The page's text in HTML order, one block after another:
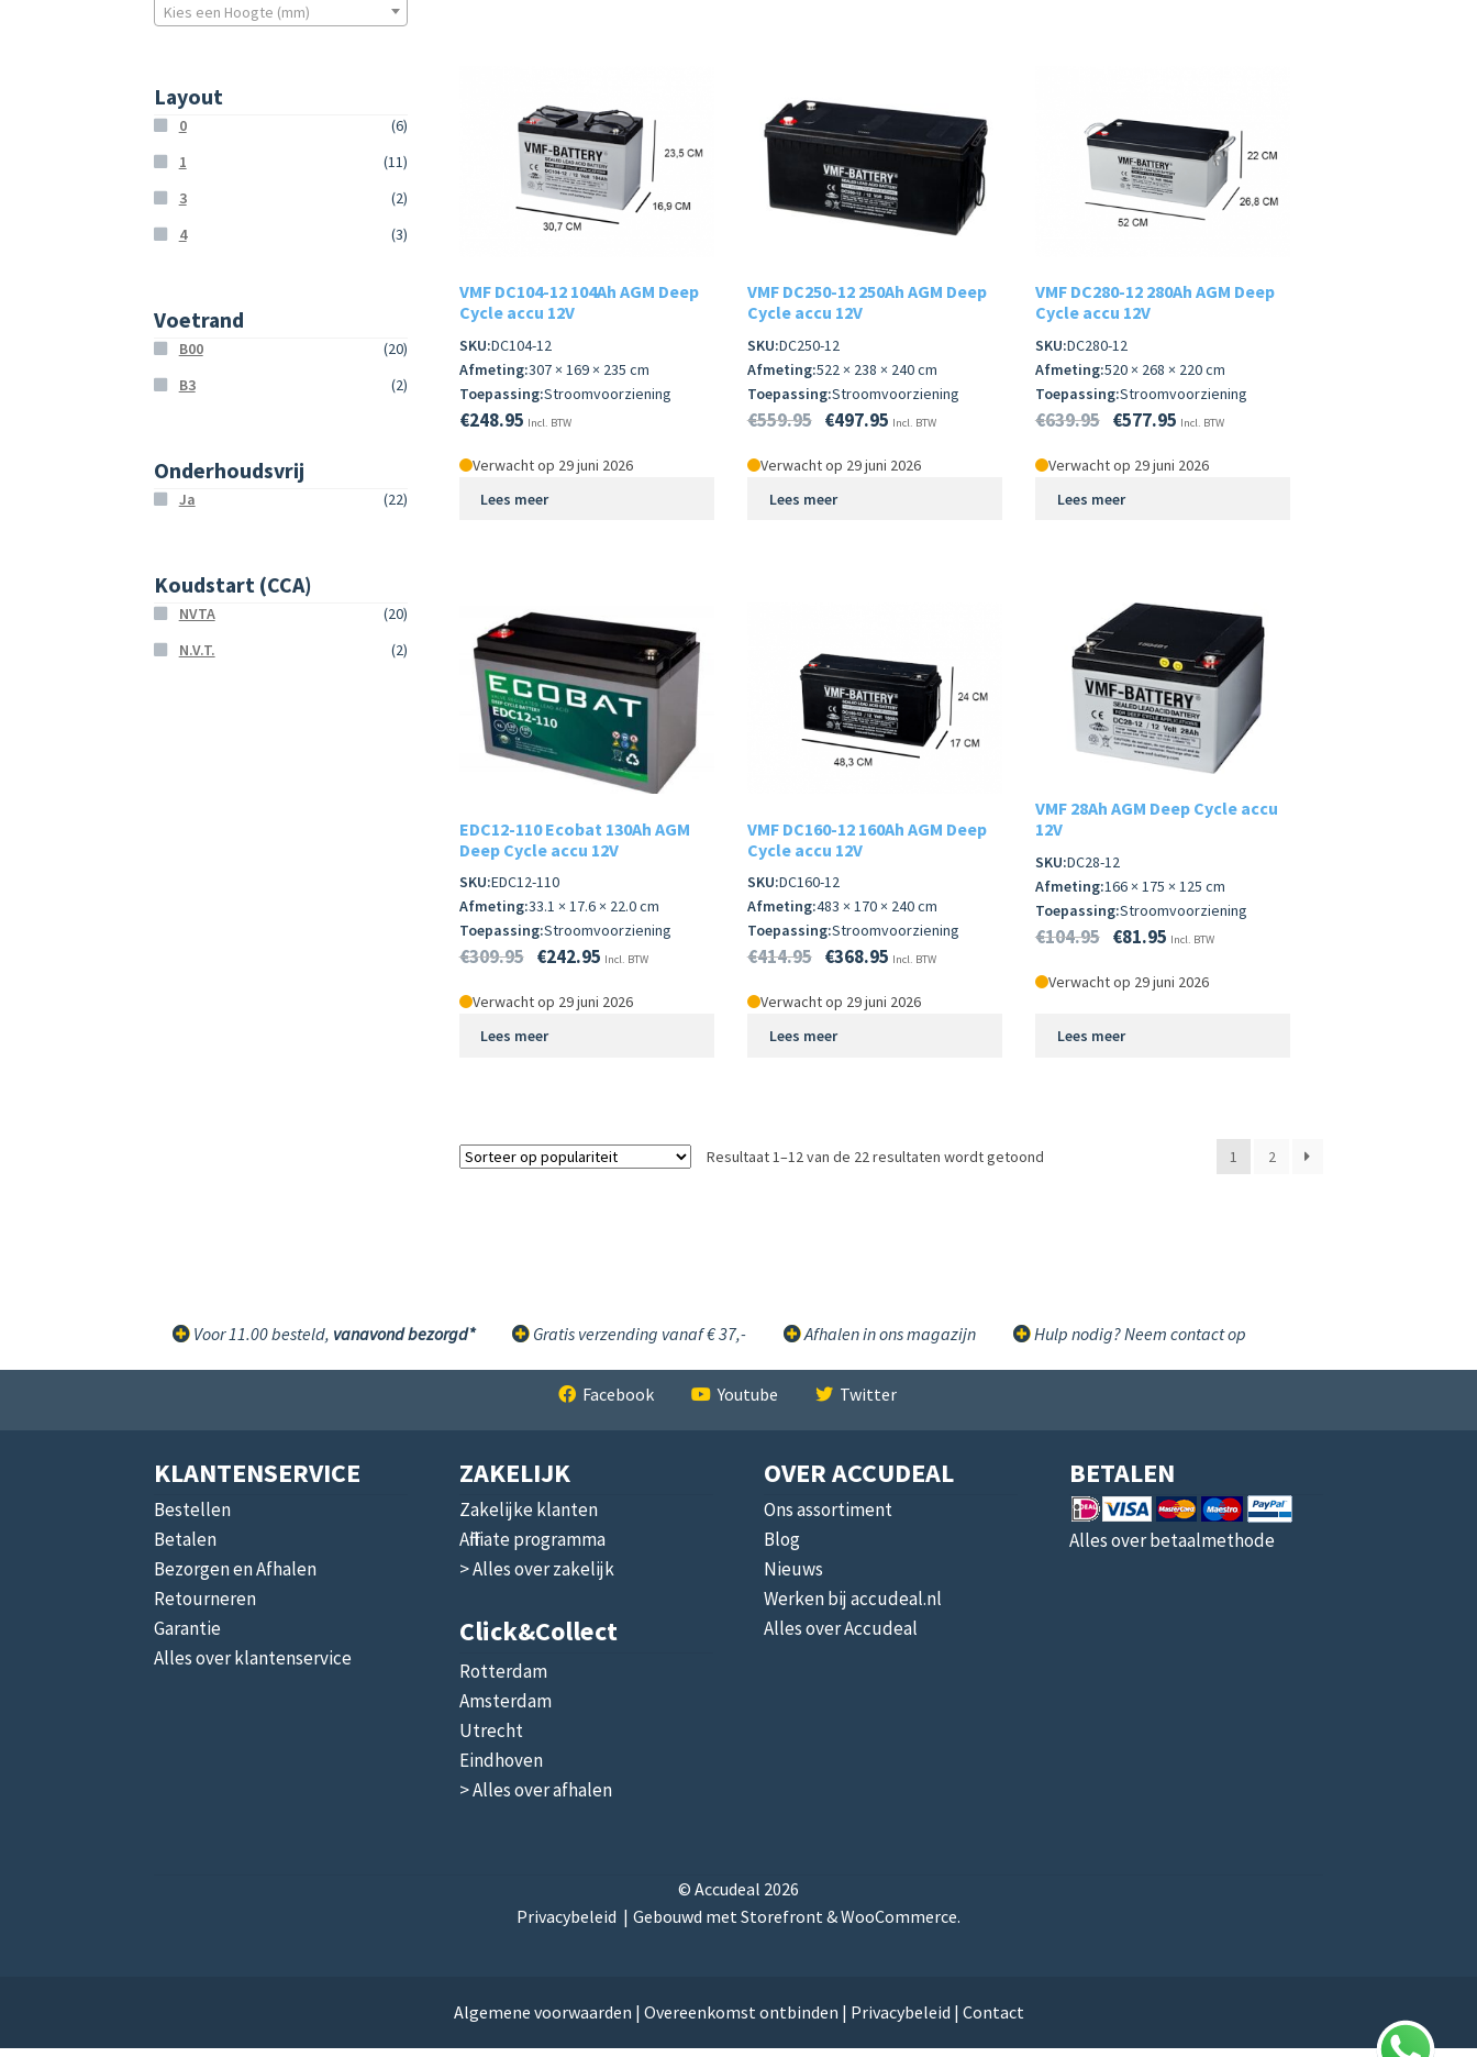
VMF DC104-12 104Ah AGM Deep
Cycle accu 12V
SKU:DC104-12
Afmeting:307 × 169 × 235 cm
Toepassing:Stroomvoorziening
€248.95 Incl. BTW
Verwacht op 29 juni 2026
Lees meer
VMF DC250-12 250Ah AGM Deep
Cycle accu 12V
SKU:DC250-12
Afmeting:522 × 238 × 240 cm
Toepassing:Stroomvoorziening
€559.95 €497.95 Incl. BTW
Verwacht op 29 juni 2026
Lees meer
VMF DC280-12 280Ah AGM Deep
Cycle accu 12V
SKU:DC280-12
Afmeting:520 × 268 × 220 cm
Toepassing:Stroomvoorziening
€639.95 €577.95 Incl. BTW
Verwacht op 29 juni 2026
Lees meer
EDC12-110 Ecobat 130Ah AGM
Deep Cycle accu 12V
SKU:EDC12-110
Afmeting:33.1 × 17.6 × 22.0 cm
Toepassing:Stroomvoorziening
€309.95 €242.95 Incl. BTW
Verwacht op 29 juni 2026
Lees meer
VMF DC160-12 160Ah AGM Deep
Cycle accu 12V
SKU:DC160-12
Afmeting:483 × 170 × 240 cm
Toepassing:Stroomvoorziening
€414.95 €368.95 Incl. BTW
Verwacht op 29 juni 2026
Lees meer
VMF 28Ah AGM Deep Cycle accu
12V
SKU:DC28-12
Afmeting:166 × 175 × 125 cm
Toepassing:Stroomvoorziening
€104.95 €81.95 Incl. BTW
Verwacht op 29 juni 2026
Lees meer
Resultaat 1–12 van de 22 resultaten wordt getoond 1 2
Kies een Hoogte (mm)
Layout
0
(6)
1
(11)
3
(2)
4
(3)
Voetrand
B00
(20)
B3
(2)
Onderhoudsvrij
Ja (22)
Koudstart (CCA)
NVTA
(20)
N.V.T.
(2)
Voor 11.00 besteld, vanavond bezorgd* Gratis verzending vanaf € 37,- Afhalen in ons magazijn Hulp nodig? Neem contact op
Facebook Youtube Twitter
KLANTENSERVICE
Bestellen
Betalen
Bezorgen en Afhalen
Retourneren
Garantie
Alles over klantenservice
ZAKELIJK
Zakelijke klanten
Affiliate programma
> Alles over zakelijk
Click&collect
Rotterdam
Amsterdam
Utrecht
Eindhoven
> Alles over afhalen
OVER ACCUDEAL
Ons assortiment
Blog
Nieuws
Werken bij accudeal.nl
Alles over Accudeal
BETALEN
Alles over betaalmethode
© Accudeal 2026
Privacybeleid
Gebouwd met Storefront & WooCommerce.
Algemene voorwaarden | Overeenkomst ontbinden | Privacybeleid | Contact